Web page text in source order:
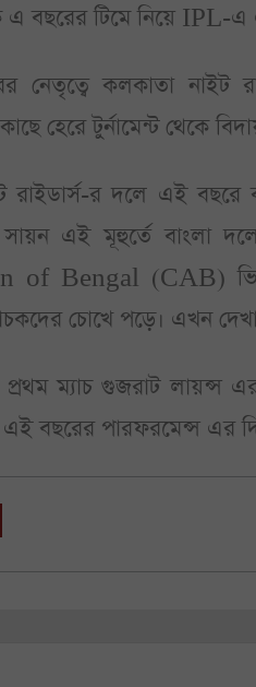
এ বছরের টিমে নিয়ে IPL-
নেতৃত্বে কলকাতা নাইট
হেরে টুর্নামেন্ট থেকে
রাইডার্স-র দলে এই বছরে
এই মূহুর্তে বাংলা
of Bengal (CAB)
চোখে পড়ে। এখন
ম্যাচ গুজরাট লায়ন্স
বছরের পারফরমেন্স এর